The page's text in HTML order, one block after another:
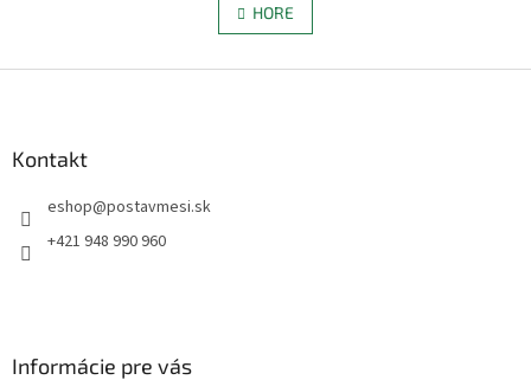
l
á
n
k
v
HORE
Kontakt
eshop@postavmesi.sk
+421 948 990 960
Informácie pre vás